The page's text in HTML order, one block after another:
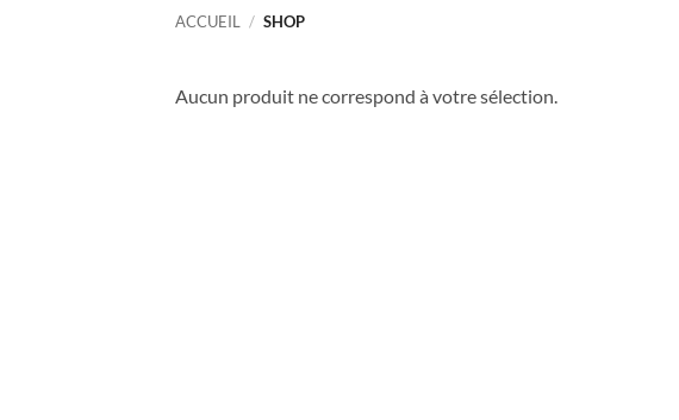
ACCUEIL / SHOP
Aucun produit ne correspond à votre sélection.